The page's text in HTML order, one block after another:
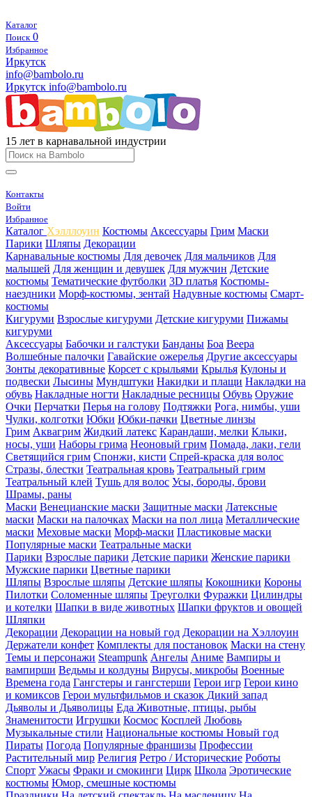
Каталог
Поиск 0
Избранное
Иркутск
info@bambolo.ru
Иркутск info@bambolo.ru
15 лет в карнавальной индустрии
Контакты
Войти
Избранное
Каталог Хэлллоуин Костюмы Аксессуары Грим Маски
Парики Шляпы Декорации
Карнавальные костюмы Для девочек Для мальчиков Для
малышей Для женщин и девушек Для мужчин Детские
костюмы Тематические футболки 3D платья Костюмы-
наездники Морф-костюмы, зентай Надувные костюмы Смарт-
костюмы
Кигуруми Взрослые кигуруми Детские кигуруми Пижамы
кигуруми
Аксессуары Бабочки и галстуки Банданы Боа Веера
Волшебные палочки Гавайские ожерелья Другие аксессуары
Зонты декоративные Корсет с крыльями Крылья Кулоны и
подвески Лысины Мундштуки Накидки и плащи Накладки на
обувь Накладные ногти Накладные ресницы Обувь Оружие
Очки Перчатки Перья на голову Подтяжки Рога, нимбы, уши
Чулки, колготки Юбки Юбки-пачки Цветные линзы
Грим Аквагрим Жидкий латекс Карандаши, мелки Клыки,
носы, уши Наборы грима Неоновый грим Помада, лаки, гели
Светящийся грим Спонжи, кисти Спрей-краска для волос
Стразы, блестки Театральная кровь Театральный грим
Театральный клей Тушь для волос Усы, бороды, брови
Шрамы, раны
Маски Венецианские маски Защитные маски Латексные
маски Маски на палочках Маски на пол лица Металлические
маски Меховые маски Морф-маски Пластиковые маски
Популярные маски Театральные маски
Парики Взрослые парики Детские парики Женские парики
Мужские парики Цветные парики
Шляпы Взрослые шляпы Детские шляпы Кокошники Короны
Пилотки Соломенные шляпы Треуголки Фуражки Цилиндры
и котелки Шапки в виде животных Шапки фруктов и овощей
Шляпки
Декорации Декорации на новый год Декорации на Хэллоуин
Держатели конфет Комплекты для постановок Маски на стену
Темы и персонажи Steampunk Ангелы Аниме Вампиры и
вампирши Ведьмы и колдуны Вирусы, микробы Военные
Времена года Гангстеры и гангстерши Герои игр Герои кино
и комиксов Герои мультфильмов и сказок Дикий запад
Дьяволы и Дьяволицы Еда Животные, птицы, рыбы
Знаменитости Игрушки Космос Косплей Любовь
Музыкальные стили Национальные костюмы Новый год
Пираты Погода Популярные франшизы Профессии
Растительный мир Религия Ретро / Исторические Роботы
Спорт Ужасы Фраки и смокинги Цирк Школа Эротические
костюмы Юмор, смешные костюмы